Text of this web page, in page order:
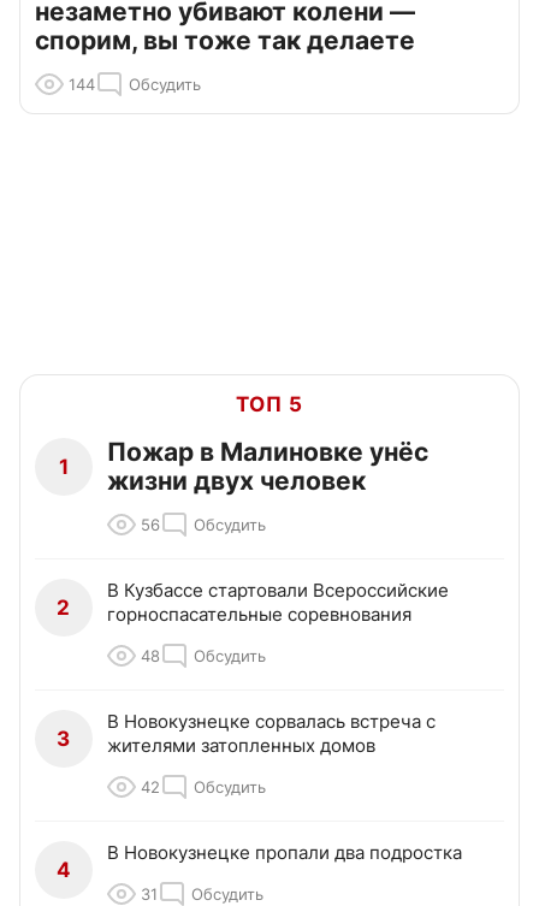
незаметно убивают колени —
спорим, вы тоже так делаете
144 Обсудить
ТОП 5
1
Пожар в Малиновке унёс
жизни двух человек
56 Обсудить
2
В Кузбассе стартовали Всероссийские
горноспасательные соревнования
48 Обсудить
3
В Новокузнецке сорвалась встреча с
жителями затопленных домов
42 Обсудить
4
В Новокузнецке пропали два подростка
31 Обсудить